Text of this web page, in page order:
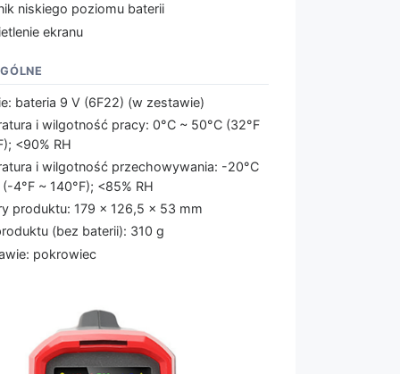
niskiego poziomu baterii
ekranu
bateria 9 V (6F22) (w zestawie)
i wilgotność pracy: 0°C ~ 50°C (32°F
<90% RH
i wilgotność przechowywania: -20°C
4°F ~ 140°F); <85% RH
produktu: 179 x 126,5 x 53 mm
(bez baterii): 310 g
pokrowiec